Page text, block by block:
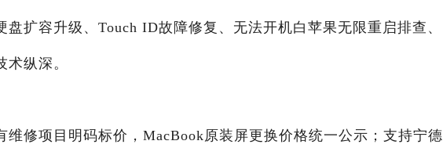
扩容升级、Touch ID故障修复、无法开机白苹果无限重启排查、
纵深。
维修项目明码标价，MacBook原装屏更换价格统一公示；支持宁德